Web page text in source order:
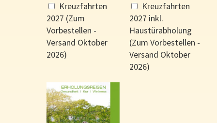
Kreuzfahrten
2027 (Zum
Vorbestellen -
Versand Oktober
2026)
Kreuzfahrten
2027 inkl.
Haustürabholung
(Zum Vorbestellen -
Versand Oktober
2026)